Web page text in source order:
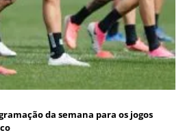
da semana para os jogos